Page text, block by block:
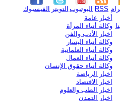
الفيسبوك التويتر اليوتيوب RSS
أخبار عامة
وكالة أنباء المرأة
اخبار الأدب والفن
وكالة أنباء اليسار
وكالة أنباء العلمانية
وكالة أنباء العمال
وكالة أنباء حقوق الإنسان
اخبار الرياضة
اخبار الاقتصاد
اخبار الطب والعلوم
اخبار التمدن